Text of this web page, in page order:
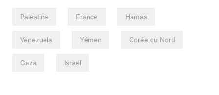
Palestine France Hamas
Venezuela Yémen Corée du Nord
Gaza Israël